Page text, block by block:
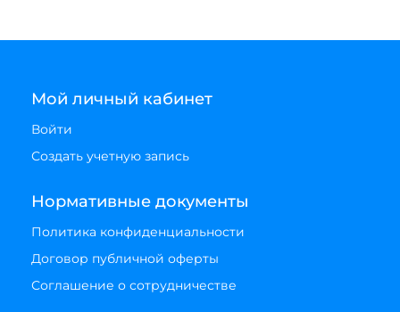
Мой личный кабинет
Войти
Создать учетную запись
Нормативные документы
Политика конфиденциальности
Договор публичной оферты
Соглашение о сотрудничестве